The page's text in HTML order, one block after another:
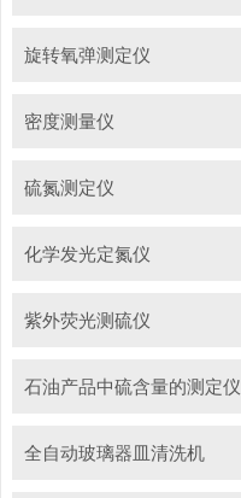
旋转氧弹测定仪
密度测量仪
硫氮测定仪
化学发光定氮仪
紫外荧光测硫仪
石油产品中硫含量的测定仪
全自动玻璃器皿清洗机